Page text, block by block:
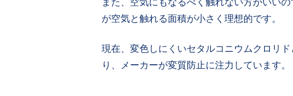
また、空気にもなるべく触れない方がいい
が空気と触れる面積が小さく理想的です。
現在、変色しにくいセタルコニウムクロリ
り、メーカーが変質防止に注力しています。